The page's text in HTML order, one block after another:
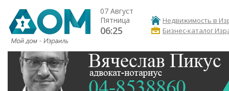
07 Август
Пятница
06:25
Недвижимость в
Бизнес-каталог